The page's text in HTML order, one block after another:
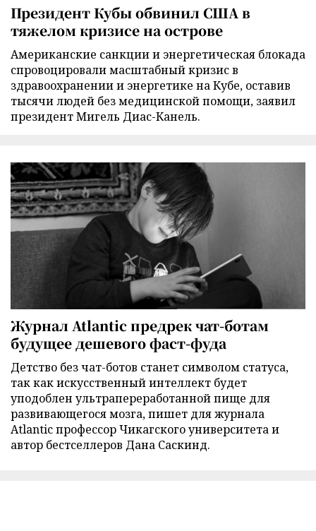
Президент Кубы обвинил США в
тяжелом кризисе на острове
Американские санкции и энергетическая блокада
спровоцировали масштабный кризис в
здравоохранении и энергетике на Кубе, оставив
тысячи людей без медицинской помощи, заявил
президент Мигель Диас-Канель.
Журнал Atlantic предрек чат-ботам
будущее дешевого фаст-фуда
Детство без чат-ботов станет символом статуса,
так как искусственный интеллект будет
уподоблен ультрапереработанной пище для
развивающегося мозга, пишет для журнала
Atlantic профессор Чикагского университета и
автор бестселлеров Дана Саскинд.